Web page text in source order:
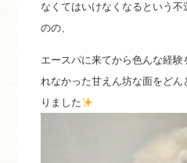
なくてはいけなくなるという
のの、
エースパに来てから色んな経験
れなかった甘えん坊な面をど
りました